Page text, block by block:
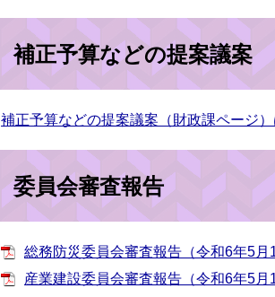
補正予算などの提案議案
補正予算などの提案議案（財政課ページ
委員会審査報告
総務防災委員会審査報告（令和6年5
産業建設委員会審査報告（令和6年5